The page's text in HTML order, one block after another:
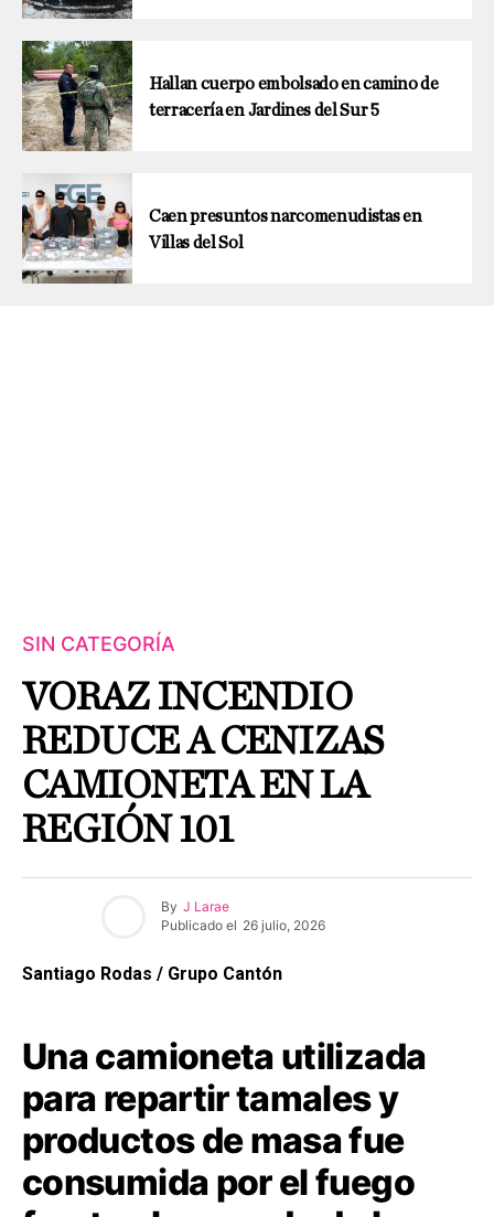
Hallan cuerpo embolsado en camino de
terracería en Jardines del Sur 5
Caen presuntos narcomenudistas en
Villas del Sol
SIN CATEGORÍA
VORAZ INCENDIO
REDUCE A CENIZAS
CAMIONETA EN LA
REGIÓN 101
By J Larae
Publicado el 26 julio, 2026
Santiago Rodas / Grupo Cantón
Una camioneta utilizada
para repartir tamales y
productos de masa fue
consumida por el fuego